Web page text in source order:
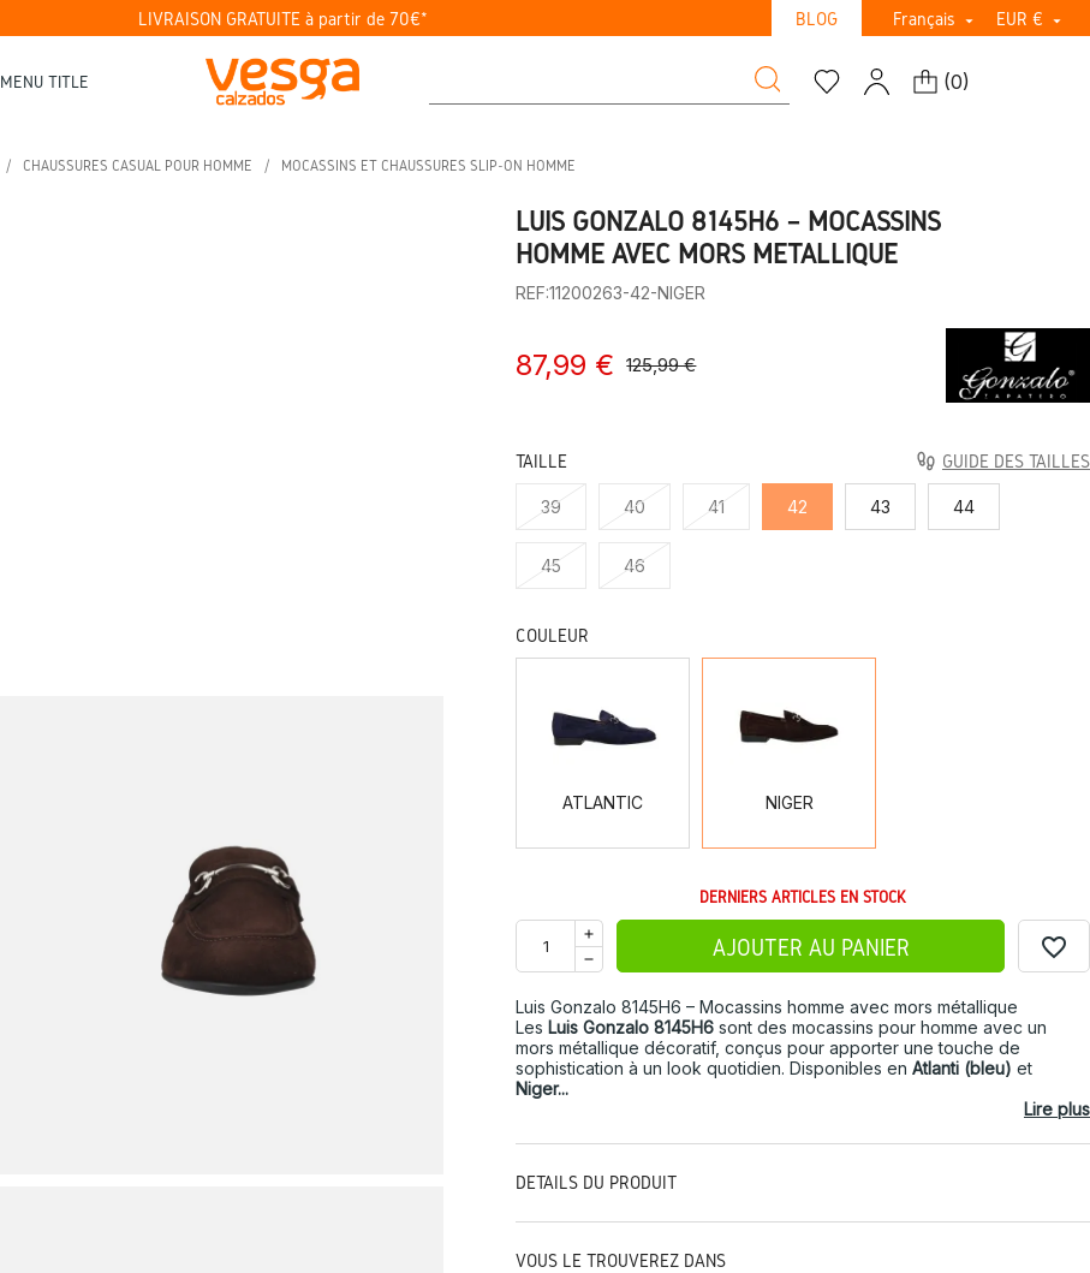
LIVRAISON GRATUITE à partir de 70€* BLOG Français  EUR € 
MENU TITLE (0)
CHAUSSURES CASUAL POUR HOMME MOCASSINS ET CHAUSSURES SLIP-ON HOMME
LUIS GONZALO 8145H6 – MOCASSINS
HOMME AVEC MORS MÉTALLIQUE
REF:11200263-42-NIGER
87,99 € 125,99 €
TAILLE GUIDE DES TAILLES
39 40 41 42 43 44
45 46
COULEUR
ATLANTIC NIGER
DERNIERS ARTICLES EN STOCK
AJOUTER AU PANIER favorite_border
Luis Gonzalo 8145H6 – Mocassins homme avec mors métallique
Les Luis Gonzalo 8145H6 sont des mocassins pour homme avec un
mors métallique décoratif, conçus pour apporter une touche de
sophistication à un look quotidien. Disponibles enAtlanti (bleu) et
Niger...
Lire plus
DÉTAILS DU PRODUIT
VOUS LE TROUVEREZ DANS